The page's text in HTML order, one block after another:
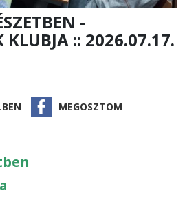
-
KLUBJA :: 2026.07.17.
MEGOSZTOM